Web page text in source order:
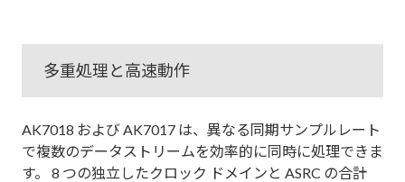
多重処理と高速動作
AK7018 および AK7017 は、異なる同期サンプルレート
で複数のデータストリームを効率的に同時に処理できま
す。 8 つの独立したクロック ドメインと ASRC の合計